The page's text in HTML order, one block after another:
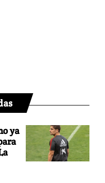
ya